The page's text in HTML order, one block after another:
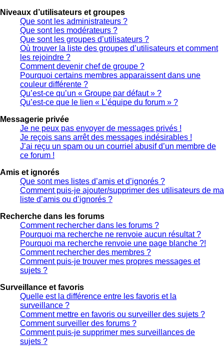
Niveaux d’utilisateurs et groupes
Que sont les administrateurs ?
Que sont les modérateurs ?
Que sont les groupes d’utilisateurs ?
Où trouver la liste des groupes d’utilisateurs et comment
les rejoindre ?
Comment devenir chef de groupe ?
Pourquoi certains membres apparaissent dans une
couleur différente ?
Qu’est-ce qu’un « Groupe par défaut » ?
Qu’est-ce que le lien « L’équipe du forum » ?
Messagerie privée
Je ne peux pas envoyer de messages privés !
Je reçois sans arrêt des messages indésirables !
J’ai reçu un spam ou un courriel abusif d’un membre de
ce forum !
Amis et ignorés
Que sont mes listes d’amis et d’ignorés ?
Comment puis-je ajouter/supprimer des utilisateurs de ma
liste d’amis ou d’ignorés ?
Recherche dans les forums
Comment rechercher dans les forums ?
Pourquoi ma recherche ne renvoie aucun résultat ?
Pourquoi ma recherche renvoie une page blanche ?!
Comment rechercher des membres ?
Comment puis-je trouver mes propres messages et
sujets ?
Surveillance et favoris
Quelle est la différence entre les favoris et la
surveillance ?
Comment mettre en favoris ou surveiller des sujets ?
Comment surveiller des forums ?
Comment puis-je supprimer mes surveillances de
sujets ?